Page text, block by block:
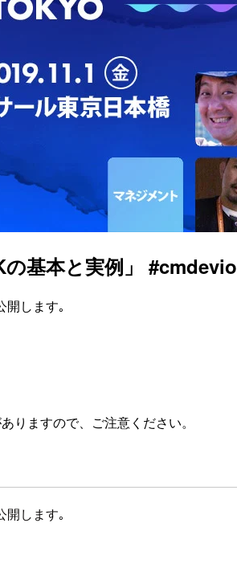
基本と実例」 #cmdevio
開します｡
りますので、ご注意ください。
開します｡